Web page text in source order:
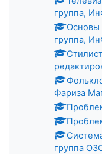
группа,
Основы
группа,
Фариза
группа